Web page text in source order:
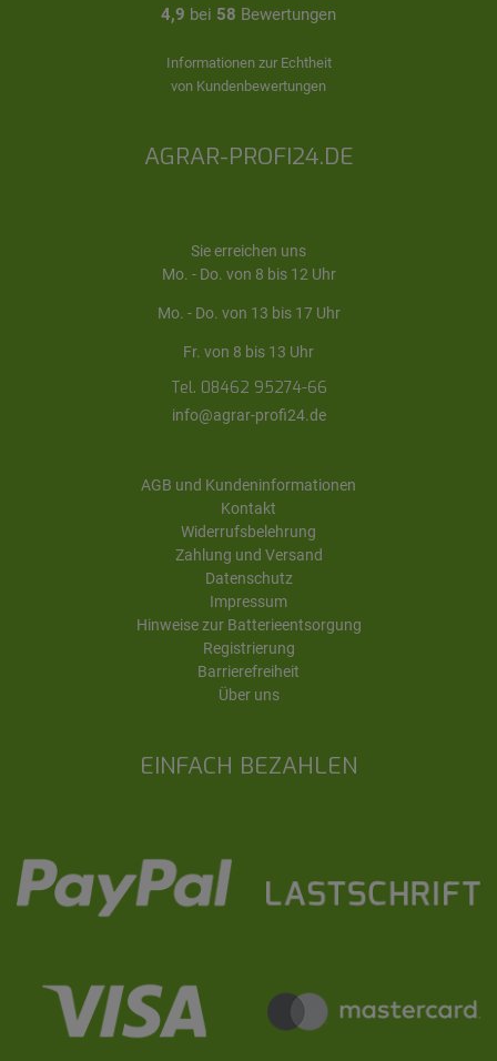
EINFACH BEZAHLEN
4,9 bei 58 Bewertungen
Informationen zur Echtheit
von Kundenbewertungen
AGRAR-PROFI24.DE
Sie erreichen uns
Mo. - Do. von 8 bis 12 Uhr
Mo. - Do. von 13 bis 17 Uhr
Fr. von 8 bis 13 Uhr
Tel. 08462 95274-66
info@agrar-profi24.de
AGB und Kundeninformationen
Kontakt
Widerrufsbelehrung
Zahlung und Versand
Datenschutz
Impressum
Hinweise zur Batterieentsorgung
Registrierung
Barrierefreiheit
Über uns